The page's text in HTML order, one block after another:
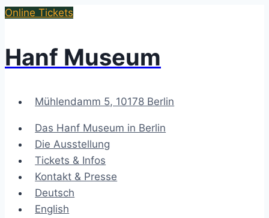
Zum
Online Tickets
Hanf Museum
Mühlendamm 5, 10178 Berlin
Das Hanf Museum in Berlin
Die Ausstellung
Tickets & Infos
Kontakt & Presse
Deutsch
English